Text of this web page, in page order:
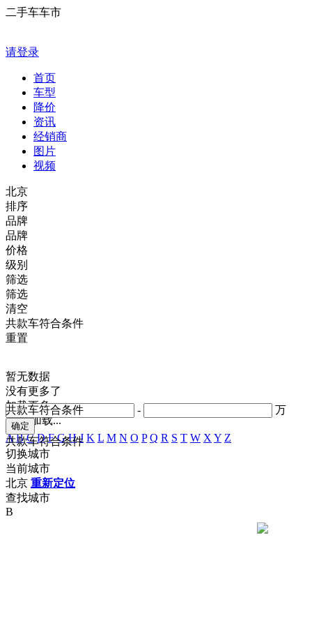
二手车车市
请登录
首页
车型
降价
资讯
经销商
图片
视频
北京
排序
品牌
品牌
价格
- 万
共款车符合条件
级别
共款车符合条件
筛选
筛选
清空
共款车符合条件
重置
暂无数据
没有更多了
加载更多
正在加载...
A B C D F G H J K L M N O P Q R S T W X Y Z
切换城市
当前城市
北京 重新定位
查找城市
B